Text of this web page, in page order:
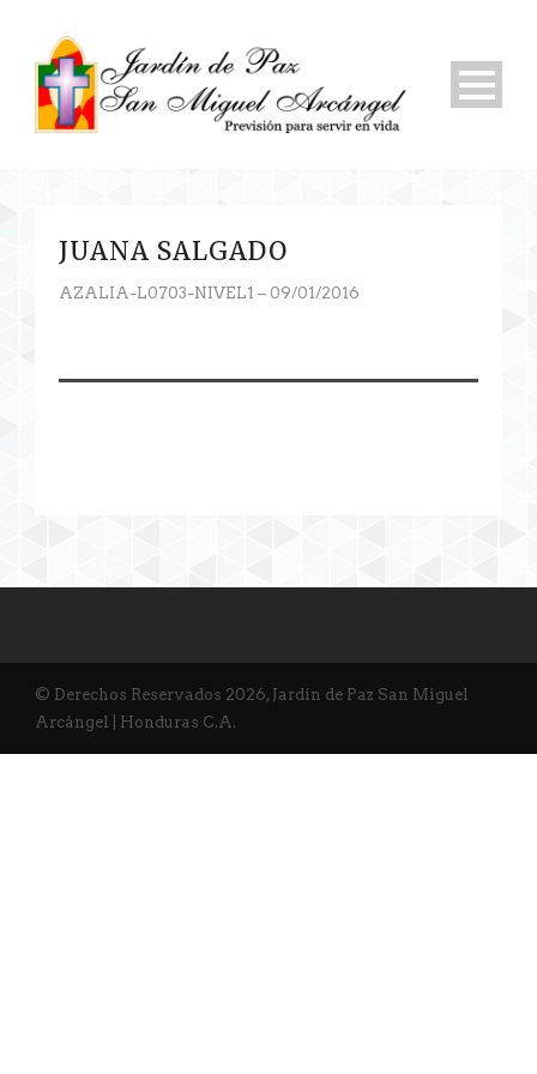
JUANA SALGADO
AZALIA-L0703-NIVEL1 – 09/01/2016
© Derechos Reservados 2026, Jardín de Paz San Miguel
Arcángel | Honduras C.A.